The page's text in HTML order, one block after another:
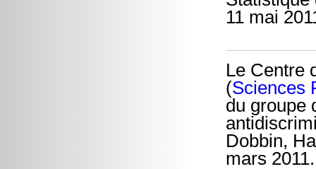
11 mai
Le Centre
(Sciences
du groupe
Dobbin,
mars 2011.